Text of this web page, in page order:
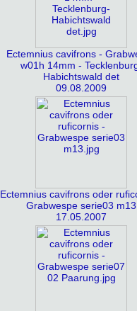
Ectemnius cavifrons -
w01h 14mm -
Habichtswald det
09.08.2009
Ectemnius cavifrons oder
Grabwespe serie03 m13
17.05.2007